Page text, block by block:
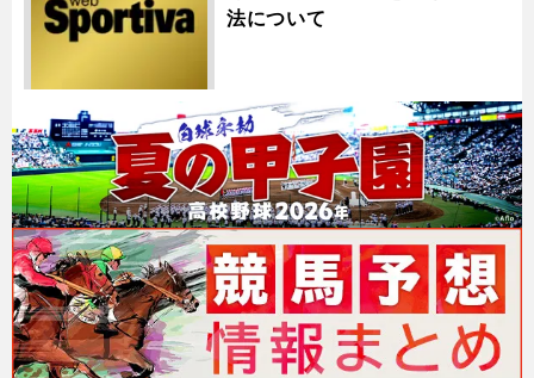
法について